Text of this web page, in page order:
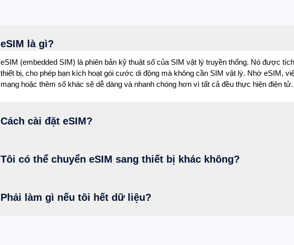
eSIM là gì?
eSIM (embedded SIM) là phiên bản kỹ thuật số của SIM vật lý truyền thống. Nó được
thiết bị, cho phép bạn kích hoạt gói cước di động mà không cần SIM vật lý. Nhờ eSIM,
mạng hoặc thêm số khác sẽ dễ dàng và nhanh chóng hơn vì tất cả đều thực hiện điện tử.
Cách cài đặt eSIM?
Tôi có thể chuyển eSIM sang thiết bị khác không?
Phải làm gì nếu tôi hết dữ liệu?